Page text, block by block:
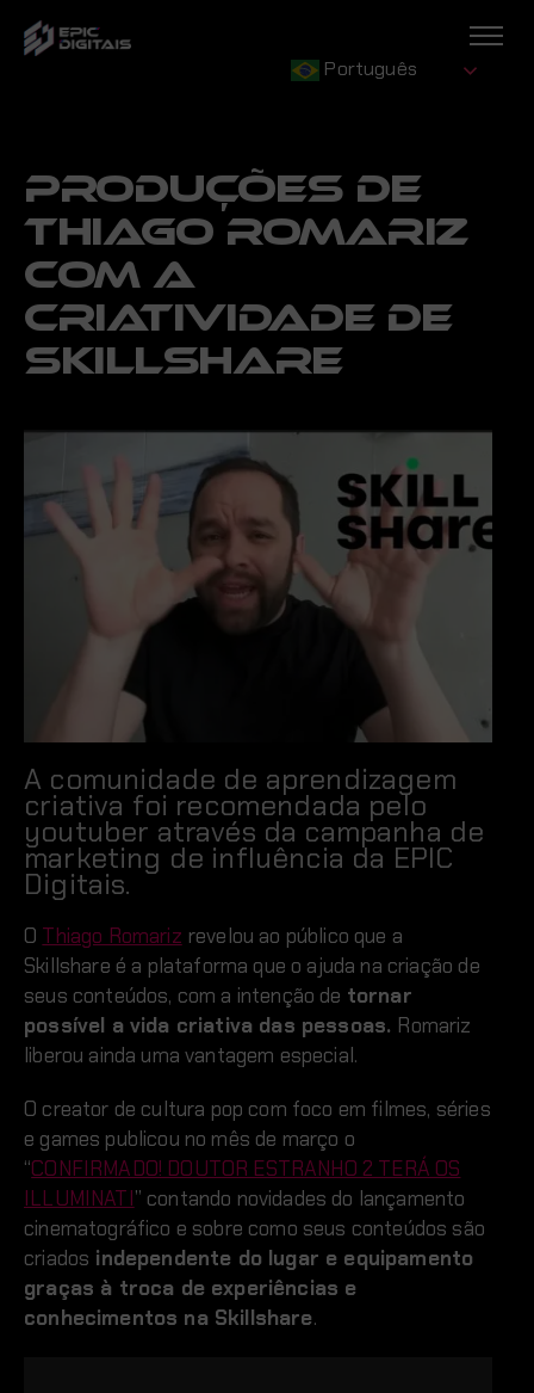
PRODUÇÕES DE
THIAGO ROMARIZ
COM A
CRIATIVIDADE DE
SKILLSHARE
A comunidade de aprendizagem
criativa foi recomendada pelo
youtuber através da campanha de
marketing de influência da EPIC
Digitais.
O Thiago Romariz revelou ao público que a
Skillshare é a plataforma que o ajuda na criação de
seus conteúdos, com a intenção de tornar
possível a vida criativa das pessoas. Romariz
liberou ainda uma vantagem especial.
O creator de cultura pop com foco em filmes, séries
e games publicou no mês de março o
“CONFIRMADO! DOUTOR ESTRANHO 2 TERÁ OS
ILLUMINATI” contando novidades do lançamento
cinematográfico e sobre como seus conteúdos são
criados independente do lugar e equipamento
graças à troca de experiências e
conhecimentos na Skillshare.
Português